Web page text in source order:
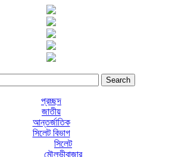
প্রচ্ছদ
জাতীয়
আন্তর্জাতিক
সিলেট বিভাগ
সিলেট
মৌলভীবাজার